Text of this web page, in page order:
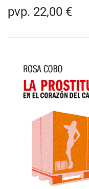
pvp. 22,00 €